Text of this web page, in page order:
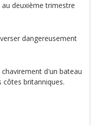
deuxième trimestre
dangereusement
d'un bateau
britanniques.